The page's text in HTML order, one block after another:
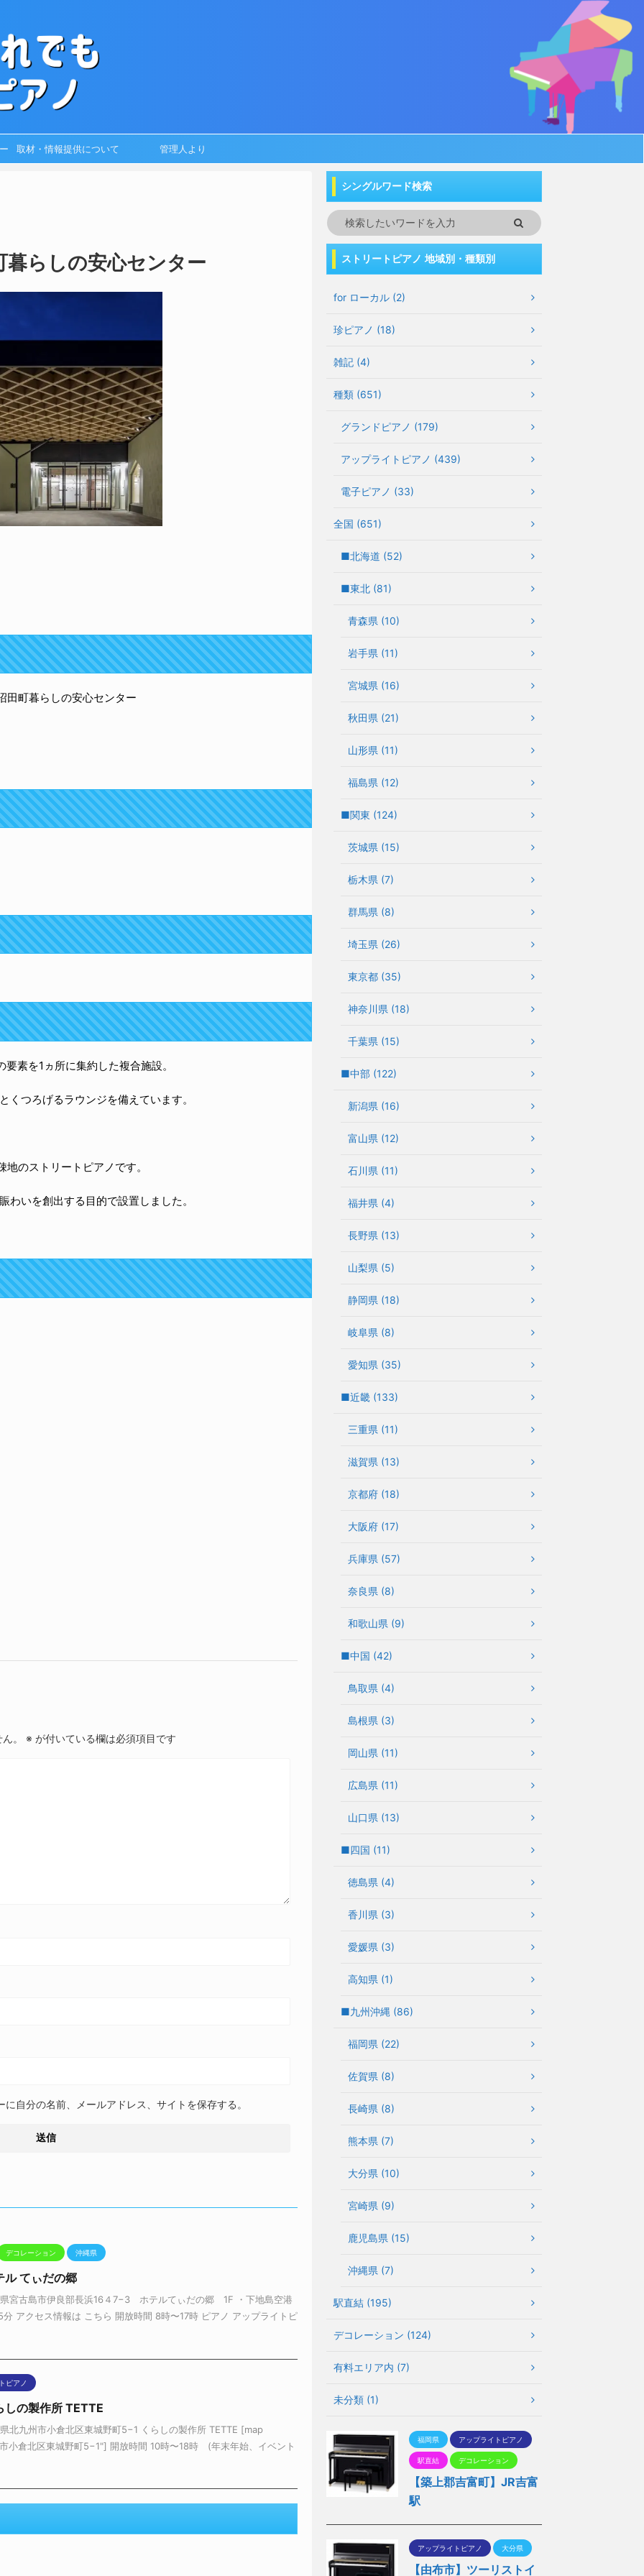
取材・情報提供について 管理人より
暮らしの安心センター
町暮らしの安心センター
素を1ヵ所に集約した複合施設。
つろげるラウンジを備えています。
のストリートピアノです。
いを創出する目的で設置しました。
。 ※ が付いている欄は必須項目です
自分の名前、メールアドレス、サイトを保存する。
デコレーション 沖縄県
ル てぃだの郷
宮古島市伊良部長浜16４7−3 ホテルてぃだの郷 1F ・下地島空港
アクセス情報は こちら 開放時間 8時〜17時 ピアノ アップライトピ
ピアノ
しの製作所 TETTE
北九州市小倉北区東城野町5−1 くらしの製作所 TETTE [map
小倉北区東城野町5−1"] 開放時間 10時〜18時 (年末年始、イベント
シングルワード検索
ストリートピアノ 地域別・種類別
for ローカル (2)
珍ピアノ (18)
雑記 (4)
種類 (651)
グランドピアノ (179)
アップライトピアノ (439)
電子ピアノ (33)
全国 (651)
■北海道 (52)
■東北 (81)
青森県 (10)
岩手県 (11)
宮城県 (16)
秋田県 (21)
山形県 (11)
福島県 (12)
■関東 (124)
茨城県 (15)
栃木県 (7)
群馬県 (8)
埼玉県 (26)
東京都 (35)
神奈川県 (18)
千葉県 (15)
■中部 (122)
新潟県 (16)
富山県 (12)
石川県 (11)
福井県 (4)
長野県 (13)
山梨県 (5)
静岡県 (18)
岐阜県 (8)
愛知県 (35)
■近畿 (133)
三重県 (11)
滋賀県 (13)
京都府 (18)
大阪府 (17)
兵庫県 (57)
奈良県 (8)
和歌山県 (9)
■中国 (42)
鳥取県 (4)
島根県 (3)
岡山県 (11)
広島県 (11)
山口県 (13)
■四国 (11)
徳島県 (4)
香川県 (3)
愛媛県 (3)
高知県 (1)
■九州沖縄 (86)
福岡県 (22)
佐賀県 (8)
長崎県 (8)
熊本県 (7)
大分県 (10)
宮崎県 (9)
鹿児島県 (15)
沖縄県 (7)
駅直結 (195)
デコレーション (124)
有料エリア内 (7)
未分類 (1)
福岡県 アップライトピアノ
駅直結 デコレーション
【築上郡吉富町】JR吉富
駅
アップライトピアノ 大分県
【由布市】ツーリストイ